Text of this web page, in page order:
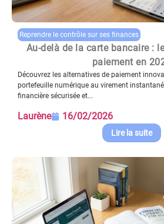
Reprendre le contrôle sur ses finances
Au-delà de la carte bancaire :
paiement en
Découvrez les alternatives de paiement
portefeuille numérique au virement
financière sécurisée et...
Laurène 16/02/2026
Lire la suite